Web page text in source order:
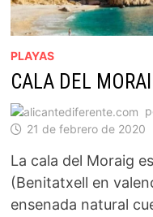
PLAYAS
CALA DEL
21 de febrero de 2020
La cala del Moraig
(Benitatxell en
ensenada natural